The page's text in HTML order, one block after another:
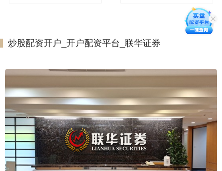
炒股配资开户_开户配资平台_联华证券